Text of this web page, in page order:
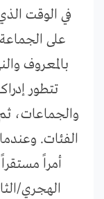
في الوقت
على
بالمعروف
تتطور
والجماعات،
الفئات.
أمراً
الهجري/